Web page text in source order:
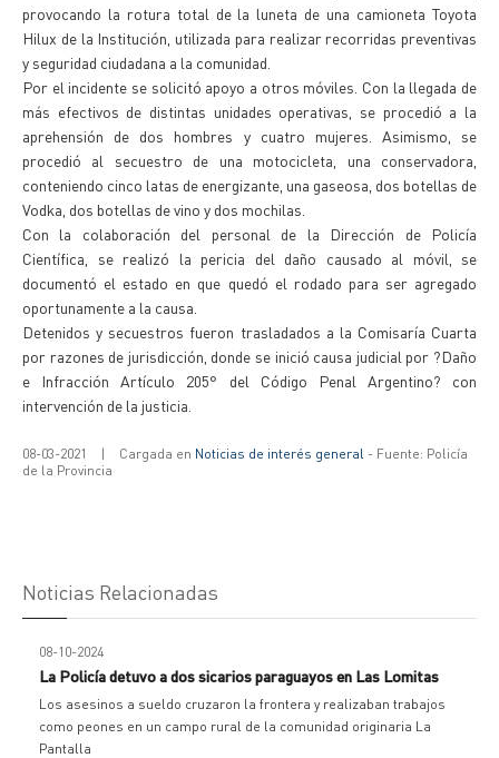
provocando la rotura total de la luneta de una camioneta Toyota
Hilux de la Institución, utilizada para realizar recorridas preventivas
y seguridad ciudadana a la comunidad.
Por el incidente se solicitó apoyo a otros móviles. Con la llegada de
más efectivos de distintas unidades operativas, se procedió a la
aprehensión de dos hombres y cuatro mujeres. Asimismo, se
procedió al secuestro de una motocicleta, una conservadora,
conteniendo cinco latas de energizante, una gaseosa, dos botellas de
Vodka, dos botellas de vino y dos mochilas.
Con la colaboración del personal de la Dirección de Policía
Científica, se realizó la pericia del daño causado al móvil, se
documentó el estado en que quedó el rodado para ser agregado
oportunamente a la causa.
Detenidos y secuestros fueron trasladados a la Comisaría Cuarta
por razones de jurisdicción, donde se inició causa judicial por ?Daño
e Infracción Artículo 205° del Código Penal Argentino? con
intervención de la justicia.
08-03-2021 | Cargada en Noticias de interés general - Fuente: Policía
de la Provincia
Noticias Relacionadas
08-10-2024
La Policía detuvo a dos sicarios paraguayos en Las Lomitas
Los asesinos a sueldo cruzaron la frontera y realizaban trabajos
como peones en un campo rural de la comunidad originaria La
Pantalla